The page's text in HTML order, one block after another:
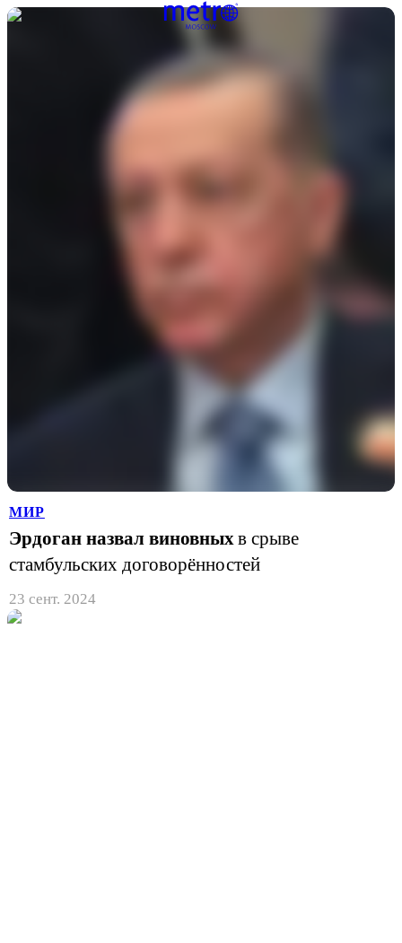
МИР
Эрдоган назвал виновных в срыве
стамбульских договорённостей
23 сент. 2024